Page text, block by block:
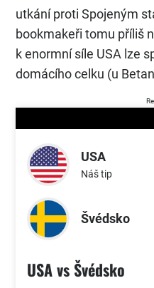
utkání proti Spojeným
bookmakeři tomu příliš
k enormní síle USA lze
domácího celku (u
USA
Náš tip
Švédsko
USA vs Švédsko